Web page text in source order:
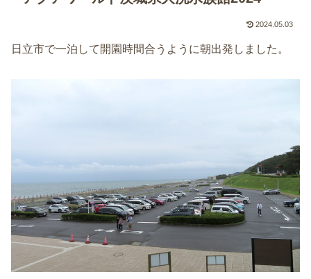
2024.05.03
日立市で一泊して開園時間合うように朝出発しました。